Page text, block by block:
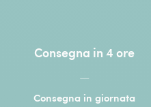
Consegna in 4 ore
—
Consegna in giornata